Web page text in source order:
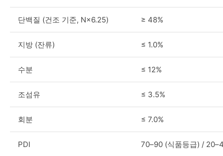
단백질 (건조 기준, N×6.25) ≥ 48%
지방 (잔류) ≤ 1.0%
수분 ≤ 12%
조섬유 ≤ 3.5%
회분 ≤ 7.0%
PDI 70–90 (식품등급) /